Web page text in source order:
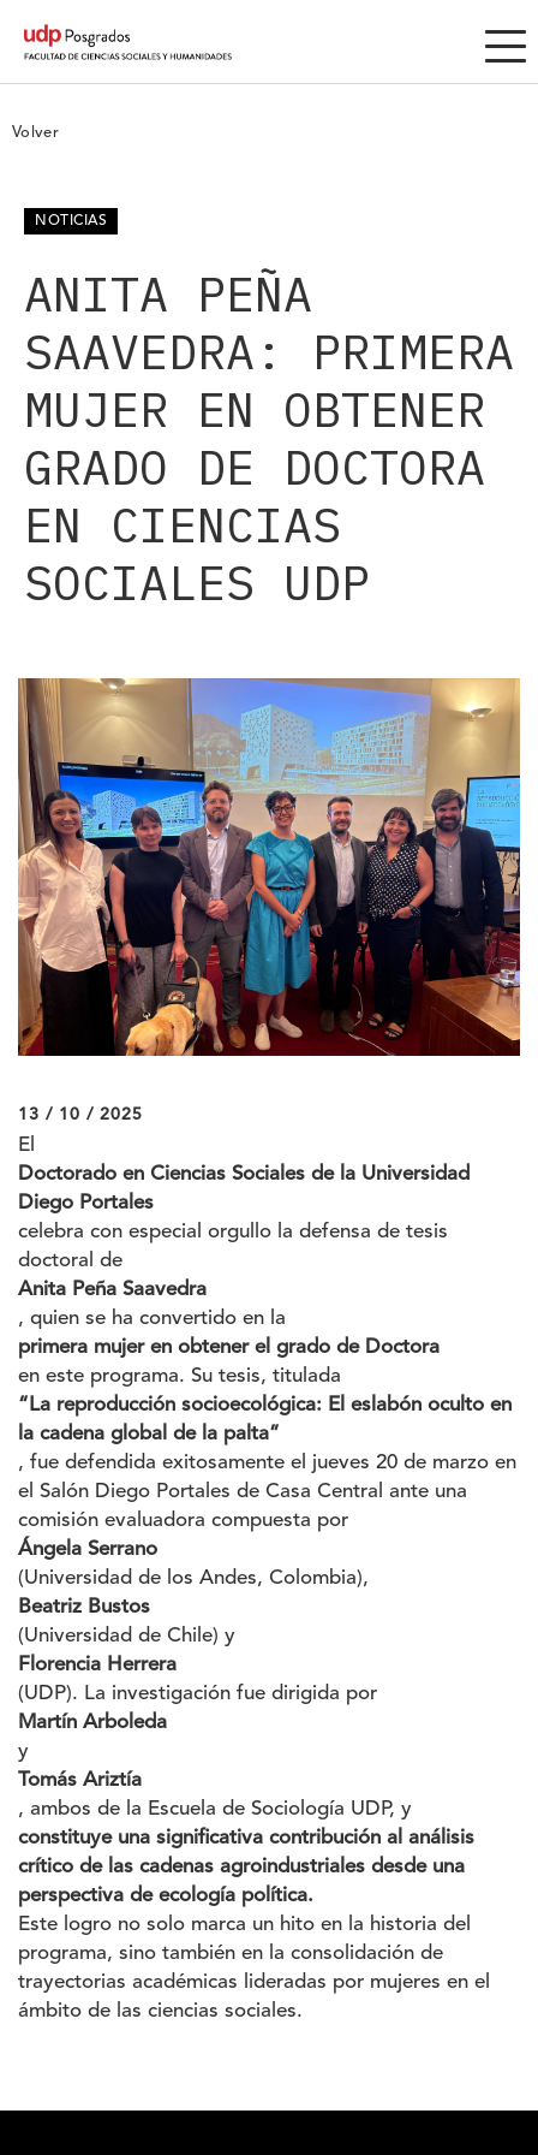
Volver
NOTICIAS
ANITA PEÑA
SAAVEDRA: PRIMERA
MUJER EN OBTENER
GRADO DE DOCTORA
EN CIENCIAS
SOCIALES UDP
13 / 10 / 2025
El
Doctorado en Ciencias Sociales de la Universidad
Diego Portales
celebra con especial orgullo la defensa de tesis
doctoral de
Anita Peña Saavedra
, quien se ha convertido en la
primera mujer en obtener el grado de Doctora
en este programa. Su tesis, titulada
“La reproducción socioecológica: El eslabón oculto en
la cadena global de la palta”
, fue defendida exitosamente el jueves 20 de marzo en
el Salón Diego Portales de Casa Central ante una
comisión evaluadora compuesta por
Ángela Serrano
(Universidad de los Andes, Colombia),
Beatriz Bustos
(Universidad de Chile) y
Florencia Herrera
(UDP). La investigación fue dirigida por
Martín Arboleda
y
Tomás Ariztía
, ambos de la Escuela de Sociología UDP, y
constituye una significativa contribución al análisis
crítico de las cadenas agroindustriales desde una
perspectiva de ecología política.
Este logro no solo marca un hito en la historia del
programa, sino también en la consolidación de
trayectorias académicas lideradas por mujeres en el
ámbito de las ciencias sociales.